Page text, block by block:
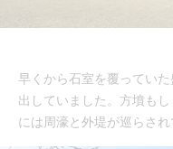
早くから石室を覆ってい
出していました。方墳も
には周濠と外堤が巡らされ